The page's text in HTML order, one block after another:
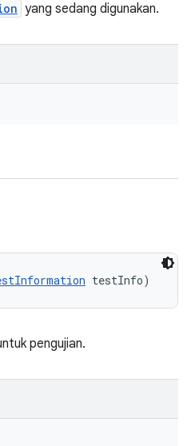
yang sedang digunakan.
testInfo)
pengujian.